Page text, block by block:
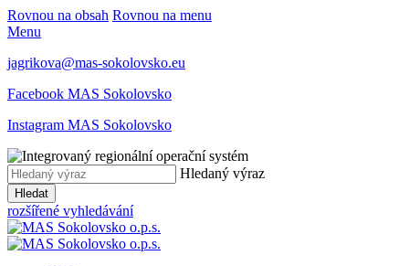
Rovnou na obsah Rovnou na menu
Menu
jagrikova@mas-sokolovsko.eu
Facebook MAS Sokolovsko
Instagram MAS Sokolovsko
Hledaný výraz
Hledat
rozšířené vyhledávání